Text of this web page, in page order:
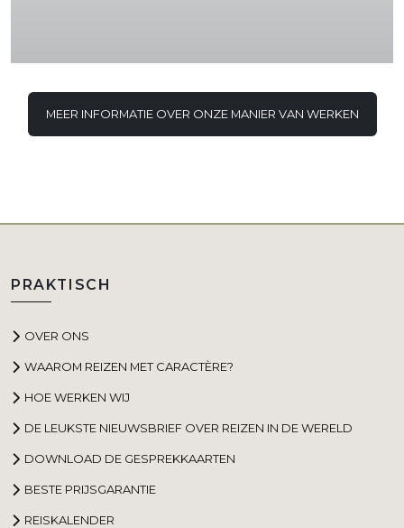
MEER INFORMATIE OVER ONZE MANIER VAN WERKEN
PRAKTISCH
OVER ONS
WAAROM REIZEN MET CARACTÈRE?
HOE WERKEN WIJ
DE LEUKSTE NIEUWSBRIEF OVER REIZEN IN DE WERELD
DOWNLOAD DE GESPREKKAARTEN
BESTE PRIJSGARANTIE
REISKALENDER